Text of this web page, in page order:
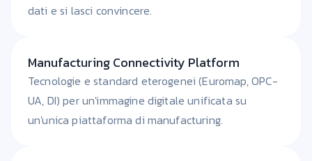
dati e si lasci convincere.
Manufacturing Connectivity Platform
Tecnologie e standard eterogenei (Euromap, OPC-
UA, DI) per un'immagine digitale unificata su
un'unica piattaforma di manufacturing.